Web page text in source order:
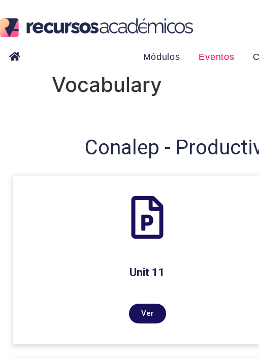
Módulos Eventos
Vocabulary
Conalep -
Unit 11
Ver